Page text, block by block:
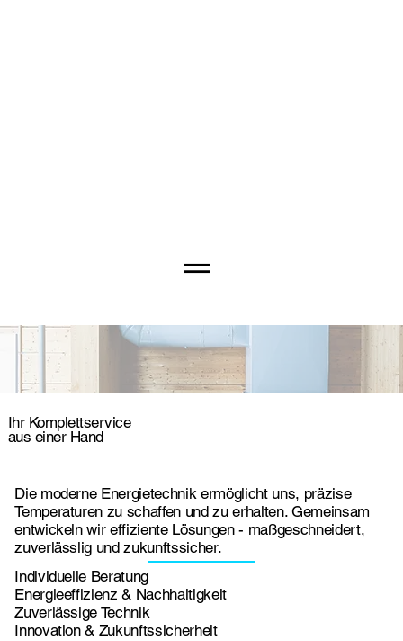
Ihr Komplettservice
aus einer Hand
Die moderne Energietechnik ermöglicht uns, präzise
Temperaturen zu schaffen und zu erhalten. Gemeinsam
entwickeln wir effiziente Lösungen - maßgeschneidert,
zuverlässlig und zukunftssicher.
Individuelle Beratung
Energieeffizienz & Nachhaltigkeit
Zuverlässige Technik
Innovation & Zukunftssicherheit